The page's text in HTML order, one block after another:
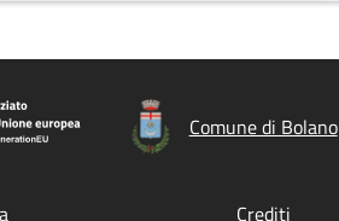
Comune di Bolano
Crediti